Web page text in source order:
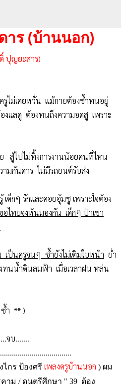
าร (บ้านนอก)
ปุญยะสาร)
ม่เคยหวั่น แม้กายต้องช้ำทนอยู่
องแลดู ต้องทนถึงความอดสู เพราะ
ย สู้ไปไม่ทิ้งการงานน้อยคนที่ไหน
ามกันดาร ไม่มีรถยนต์รับส่ง
ด็กๆ รักและคอยอุ้มชู เพราะใจต้อง
ไทยจงหันมองกัน เด็กๆ ป่าเขา
เป็นครูจนๆ ซ้ำยังไม่เติมใบหน้า ย่ำ
นน้ำดินลมฟ้า เมื่อเวลาฝน หล่น
ำ ** )
จบ.......
ไกร ป้องศรี เพลงครูบ้านนอก ) ผม
าม / ดนตรีศึกษา " 39 ต้อง